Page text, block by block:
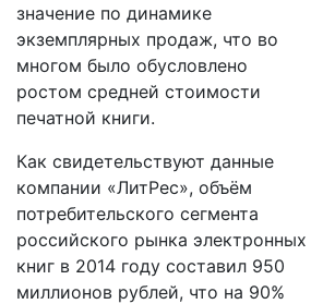
значение по динамике
экземплярных продаж, что во
многом было обусловлено
ростом средней стоимости
печатной книги.
Как свидетельствуют данные
компании «ЛитРес», объём
потребительского сегмента
российского рынка электронных
книг в 2014 году составил 950
миллионов рублей, что на 90%